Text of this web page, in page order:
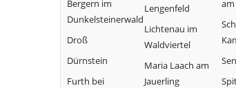
Bergern im
Dunkelsteinerwald
Droß
Dürnstein
Furth bei
Lengenfeld
Lichtenau im
Waldviertel
Maria Laach am
Jauerling